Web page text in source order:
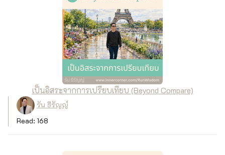
เป็นอิสระจากการเปรียบเทียบ (Beyond Compare)
รัน ธีรัญญ์
Read: 168